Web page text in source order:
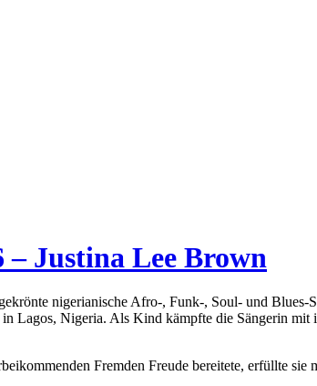
Justina Lee Brown
nigerianische Afro-, Funk-, Soul- und
Lagos, Nigeria. Als Kind kämpfte die Sängerin mit
Fremden Freude bereitete, erfüllte